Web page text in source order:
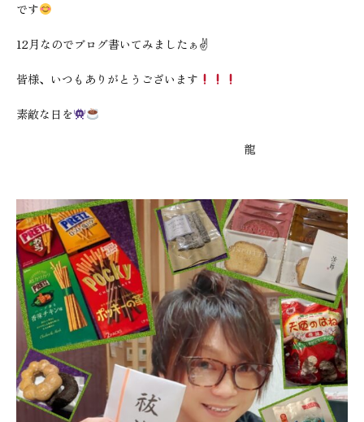
です
12月なのでブログ書いてみましたぁ✌
皆様、いつもありがとうございます
素敵な日を
龍